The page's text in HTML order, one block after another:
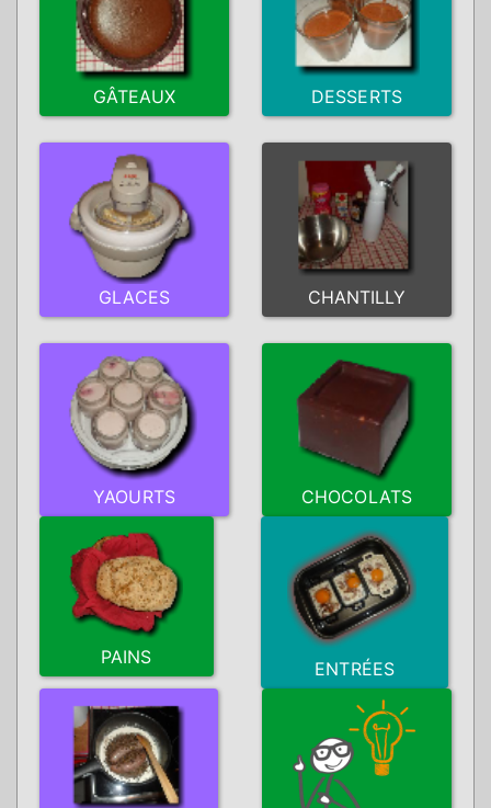
GÂTEAUX DESSERTS
GLACES CHANTILLY
YAOURTS CHOCOLATS
PAINS
ENTRÉES